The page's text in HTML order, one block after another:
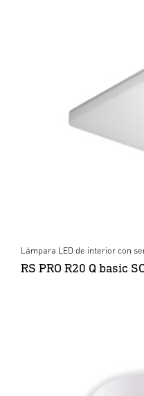
Lámpara LED de interior con
RS PRO R20 Q basic